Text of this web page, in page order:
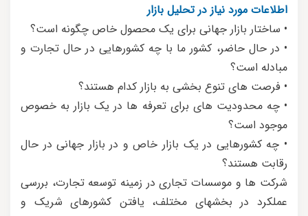
اطلاعات مورد نیاز در تحلیل بازار
• ساختار بازار جهانی برای یک محصول خاص چگونه است؟
• در حال حاضر، کشور ما با چه کشورهایی در حال تجارت و
مبادله است؟
• فرصت های تنوع بخشی به بازار کدام هستند؟
• چه محدودیت های برای تعرفه ها در یک بازار به خصوص
موجود است؟
• چه کشورهایی در یک بازار خاص و در بازار جهانی در حال
رقابت هستند؟
شرکت ها و موسسات تجاری در زمینه توسعه تجارت، بررسی
عملکرد در بخشهای مختلف، یافتن کشورهای شریک و